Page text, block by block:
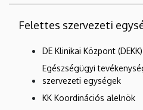
Felettes szervezeti
DE Klinikai Központ (DEKK)
Egészségügyi
szervezeti egységek
KK Koordinációs alelnök